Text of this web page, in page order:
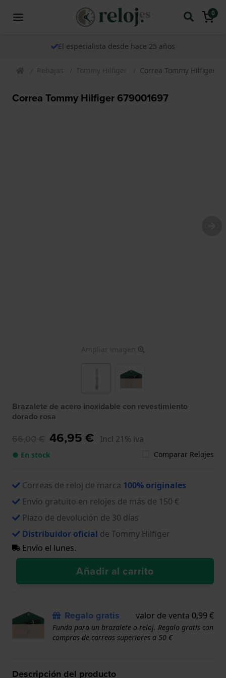
0
El especialista desde hace 25 años
Rebajas Tommy Hilfiger Correa Tommy Hilfiger
Correa Tommy Hilfiger 679001697
Ampliar imagen
Brazalete de acero inoxidable con revestimiento
dorado rosa
66,00 € 46,95 € Incl 21% iva
● En stock Comparar Relojes
Correas de reloj de marca 100% originales
Envío gratuito en relojes de más de 150 €
Plazo de devolución de 30 días
Distribuidor oficial de Tommy Hilfiger
Envío el lunes.
Añadir al carrito
Regalo gratis valor de venta 0,99 €
Funda para un brazalete o reloj. Regalo gratis con
compras de correas superiores a 50 €
Descripción del producto